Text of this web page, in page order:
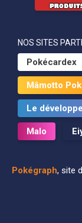
NOS SITES
Pokécardex
Mâmotto
Le
Malo
Pokégraph, site